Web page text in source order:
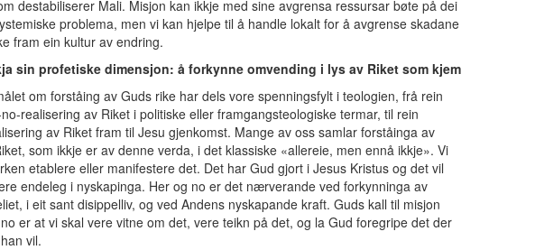
destabiliserer Mali. Misjon kan ikkje med sine avgrensa ressursar bøte på dei
problema, men vi kan hjelpe til å handle lokalt for å avgrense skadane
fram ein kultur av endring.
sin profetiske dimensjon: å forkynne omvending i lys av Riket som kjem
om forståing av Guds rike har dels vore spenningsfylt i teologien, frå rein
realisering av Riket i politiske eller framgangsteologiske termar, til rein
av Riket fram til Jesu gjenkomst. Mange av oss samlar forståinga av
som ikkje er av denne verda, i det klassiske «allereie, men ennå ikkje». Vi
etablere eller manifestere det. Det har Gud gjort i Jesus Kristus og det vil
endeleg i nyskapinga. Her og no er det nærverande ved forkynninga av
i eit sant disippelliv, og ved Andens nyskapande kraft. Guds kall til misjon
er at vi skal vere vitne om det, vere teikn på det, og la Gud foregripe det der
vil.